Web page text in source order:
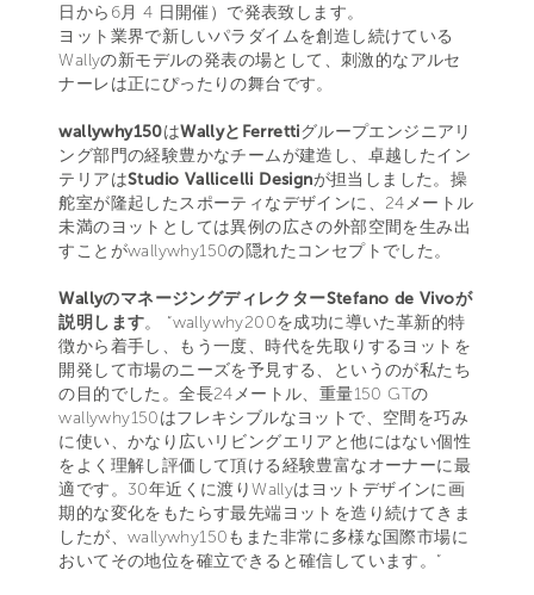
日から6月 4 日開催）で発表致します。
ヨット業界で新しいパラダイムを創造し続けている
Wallyの新モデルの発表の場として、刺激的なアルセ
ナーレは正にぴったりの舞台です。
wallywhy150はWallyとFerrettiグループエンジニアリ
ング部門の経験豊かなチームが建造し、卓越したイン
テリアはStudio Vallicelli Designが担当しました。操
舵室が隆起したスポーティなデザインに、24メートル
未満のヨットとしては異例の広さの外部空間を生み出
すことがwallywhy150の隠れたコンセプトでした。
WallyのマネージングディレクターStefano de Vivoが
説明します。 “wallywhy200を成功に導いた革新的特
徴から着手し、もう一度、時代を先取りするヨットを
開発して市場のニーズを予見する、というのが私たち
の目的でした。全長24メートル、重量150 GTの
wallywhy150はフレキシブルなヨットで、空間を巧み
に使い、かなり広いリビングエリアと他にはない個性
をよく理解し評価して頂ける経験豊富なオーナーに最
適です。30年近くに渡りWallyはヨットデザインに画
期的な変化をもたらす最先端ヨットを造り続けてきま
したが、wallywhy150もまた非常に多様な国際市場に
おいてその地位を確立できると確信しています。”